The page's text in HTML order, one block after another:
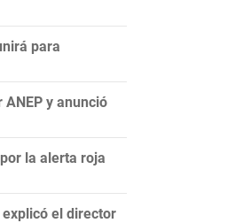
para
y anunció
la alerta roja
el director